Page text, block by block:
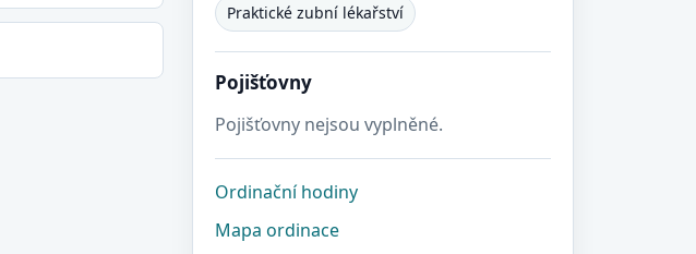
Praktické zubní lékařství
Pojišťovny
Pojišťovny nejsou vyplněné.
Ordinační hodiny
Mapa ordinace